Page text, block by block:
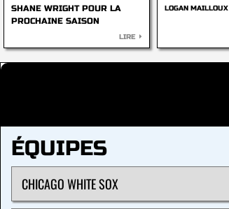
SHANE WRIGHT POUR LA
PROCHAINE SAISON
LIRE
LOGAN MAILLOUX
ÉQUIPES